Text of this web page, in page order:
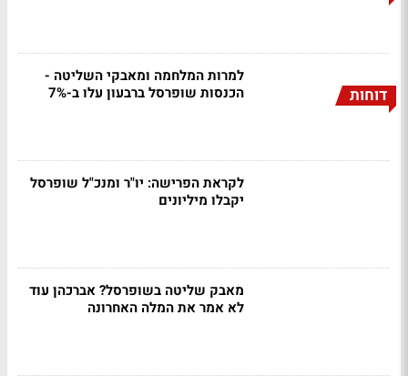
דוחות
למרות המלחמה ומאבקי השליטה -
הכנסות שופרסל ברבעון עלו ב-7%
לקראת הפרישה: יו"ר ומנכ"ל שופרסל
יקבלו מיליונים
מאבק שליטה בשופרסל? אברכהן עוד
לא אמר את המלה האחרונה